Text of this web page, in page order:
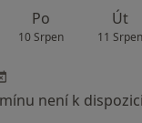
Po
10 Srpen
Út
11 Srpen
není k dispozici